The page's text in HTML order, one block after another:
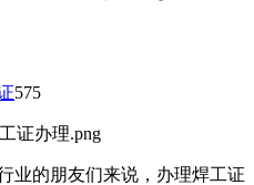
575
业的朋友们来说，办理焊工证